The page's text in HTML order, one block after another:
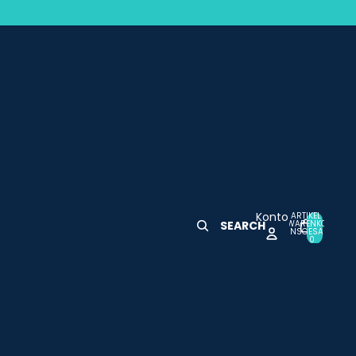
SEARCH
Konto ARTIKEL IM
WARENKORB
INSGESAMT:
0